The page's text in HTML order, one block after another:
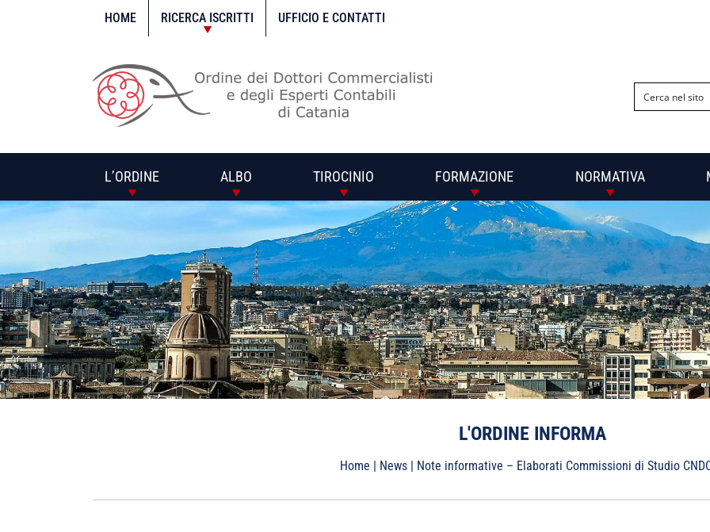
HOME RICERCA ISCRITTI UFFICIO E CONTATTI
L’ORDINE ALBO TIROCINIO FORMAZIONE NORMATIVA
L'ORDINE INFORMA
Home | News| Note informative – Elaborati Commissioni di Studio